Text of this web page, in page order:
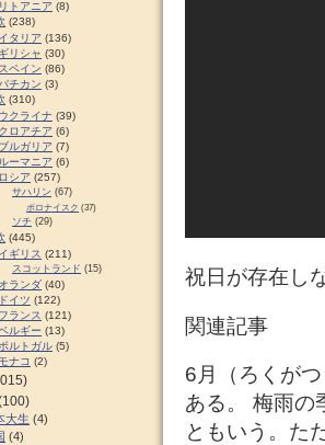
祝日が存在し
関連記事
6月（ろくが
ある。 梅雨の
ともいう。た
リトアニア (8)
(238)
イタリア (136)
ギリシャ (30)
スペイン (86)
バチカン (3)
(310)
ウクライナ (39)
クロアチア (6)
ブルガリア (7)
ルーマニア (6)
ロシア (257)
サハリン (67)
ポロナイスク (37)
ソチ (29)
(445)
イギリス (211)
スコットランド (15)
オランダ (40)
ドイツ (122)
フランス (121)
ルギー (13)
ポルトガル (5)
ナコ (2)
大生 (4)
(4)